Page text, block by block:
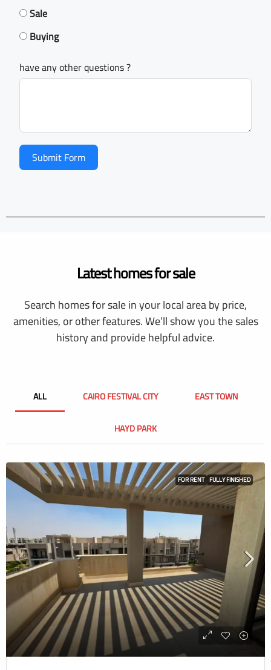
Sale
Buying
have any other questions ?
Submit Form
Latest homes for sale
Search homes for sale in your local area by price,
amenities, or other features. We’ll show you the sales
history and provide helpful advice.
ALL CAIRO FESTIVAL CITY EAST TOWN
HAYD PARK
FOR RENT FULLY FINISHED